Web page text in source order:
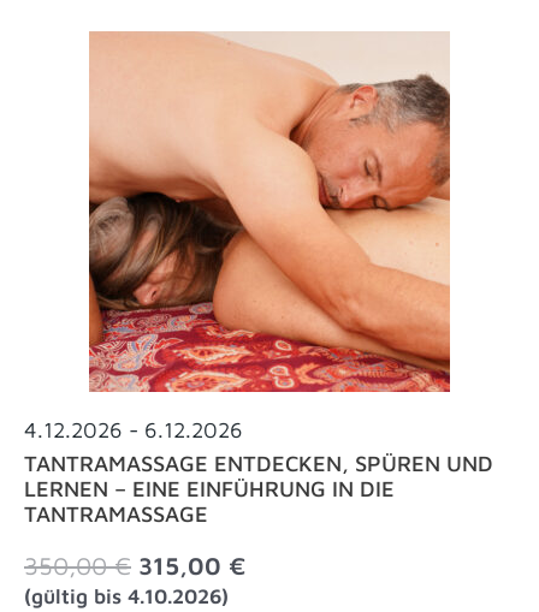
4.12.2026 - 6.12.2026
TANTRAMASSAGE ENTDECKEN, SPÜREN UND
LERNEN – EINE EINFÜHRUNG IN DIE
TANTRAMASSAGE
350,00€ Ursprünglicher
Preis
315,00 €
(gültig bis 4.10.2026)
Aktueller